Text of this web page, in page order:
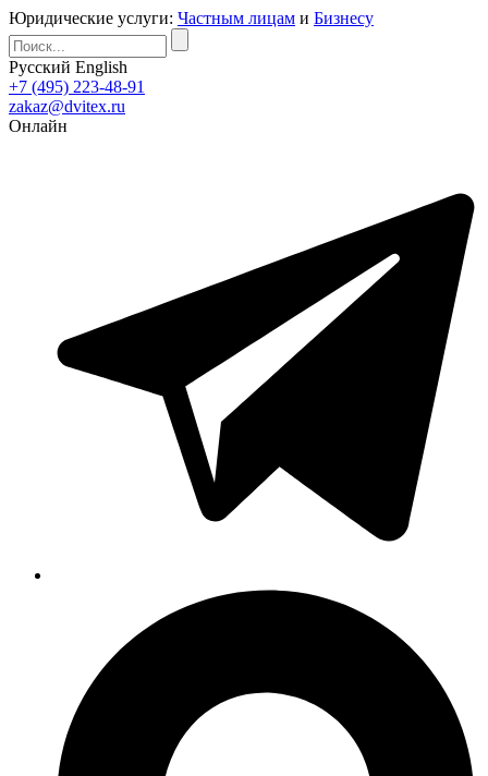
Юридические услуги: Частным лицам и Бизнесу
Русский English
+7 (495) 223-48-91
zakaz@dvitex.ru
Онлайн